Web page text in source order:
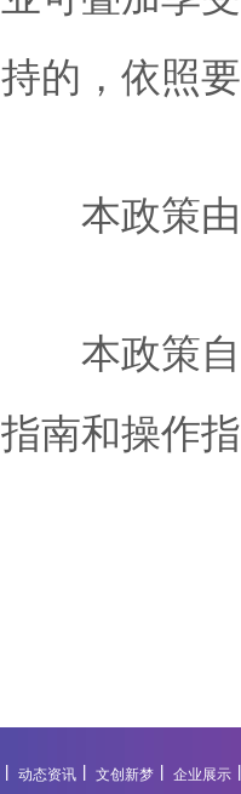
持的，依照
本政策由
本政策自
指南和操作
动态资讯 文创新梦
企业展示